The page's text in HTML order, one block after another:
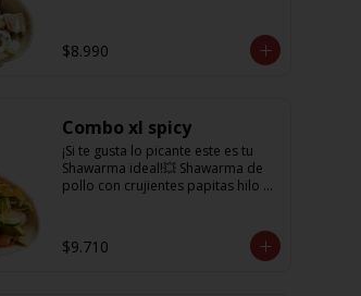
$8.990
Combo xl spicy
¡Si te gusta lo picante este es tu
Shawarma ideal!💥 Shawarma de
pollo con crujientes papitas hilo
salsa spicy (picante) + Bebida
refrescante de 350cc PD: Si te
$9.710